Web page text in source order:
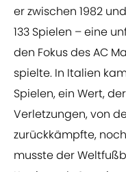
er zwischen 1982
133 Spielen – eine
den Fokus des AC
spielte. In Italien
Spielen, ein Wert,
Verletzungen, von
zurückkämpfte,
musste der